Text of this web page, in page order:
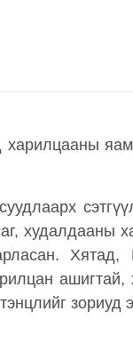
худалдааны
зориуд